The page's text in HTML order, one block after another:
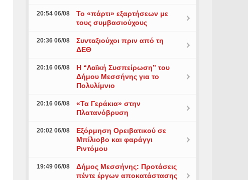
20:54 06/08
Το «πάρτι» εξαρτήσεων με
τους συμβασιούχους
20:36 06/08
Συνταξιούχοι πριν από τη
ΔΕΘ
20:16 06/08
Η “Λαϊκή Συσπείρωση” του
Δήμου Μεσσήνης για το
Πολυλίμνιο
20:16 06/08
«Τα Γεράκια» στην
Πλατανόβρυση
20:02 06/08
Εξόρμηση Ορειβατικού σε
Μπίλιοβο και φαράγγι
Ριντόμου
19:49 06/08
Δήμος Μεσσήνης: Προτάσεις
πέντε έργων αποκατάστασης